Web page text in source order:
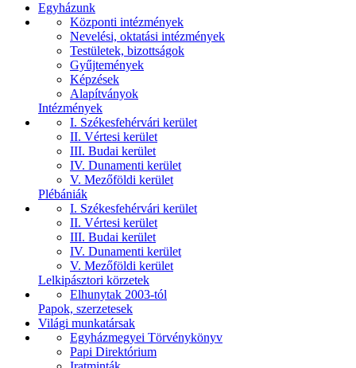
Egyházunk
Központi intézmények
Nevelési, oktatási intézmények
Testületek, bizottságok
Gyűjtemények
Képzések
Alapítványok
Intézmények
I. Székesfehérvári kerület
II. Vértesi kerület
III. Budai kerület
IV. Dunamenti kerület
V. Mezőföldi kerület
Plébániák
I. Székesfehérvári kerület
II. Vértesi kerület
III. Budai kerület
IV. Dunamenti kerület
V. Mezőföldi kerület
Lelkipásztori körzetek
Elhunytak 2003-tól
Papok, szerzetesek
Világi munkatársak
Egyházmegyei Törvénykönyv
Papi Direktórium